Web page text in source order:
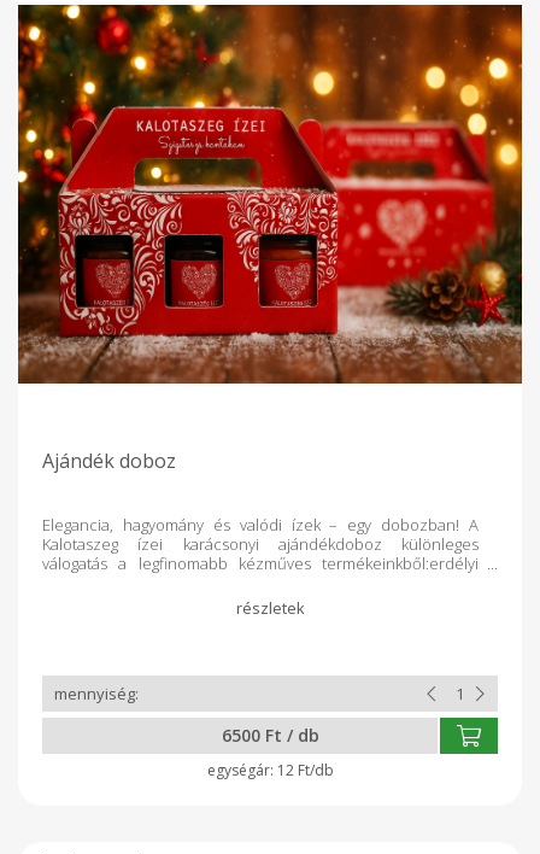
Ajándék doboz
Elegancia, hagyomány és valódi ízek – egy dobozban! A
Kalotaszeg ízei karácsonyi ajándékdoboz különleges
válogatás a legfinomabb kézműves termékeinkből:erdélyi
ajándék, ami nemcsak finom, hanem történetet is mesél.
Tetszés szerinti összeállításban 3 üveg: 2 féle zakuszka,
6500 Ft / db
12 Ft/db